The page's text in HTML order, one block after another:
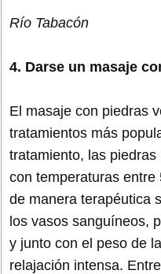
Río Tabacón
4. Darse un masaje
El masaje con piedras
tratamientos más
tratamiento, las
con temperaturas
de manera terapéutica
los vasos sanguíneos,
y junto con el peso de
relajación intensa.